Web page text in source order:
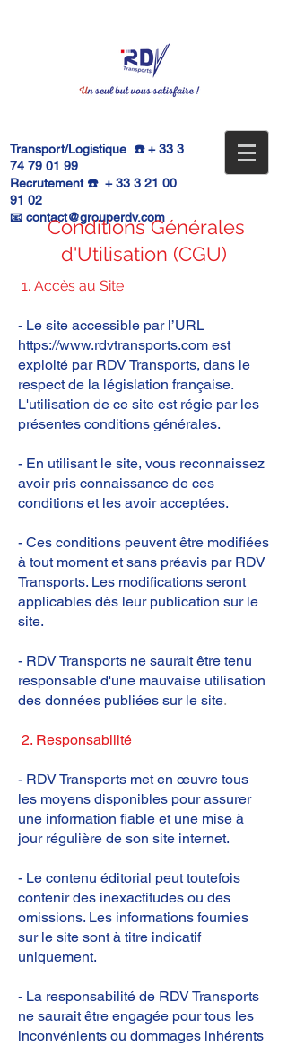
Transport/Logistique ☎️ +33 3
74 79 01 99
Recrutement ☎️ +33 3 21 00
91 02
📧 contact@grouperdv.com
Conditions Générales
d'Utilisation (CGU)
1. Accès au Site
- Le site accessible par l’URL
https://www.rdvtransports.com est
exploité par RDV Transports, dans le
respect de la législation française.
L'utilisation de ce site est régie par les
présentes conditions générales.
- En utilisant le site, vous reconnaissez
avoir pris connaissance de ces
conditions et les avoir acceptées.
- Ces conditions peuvent être modifiées
à tout moment et sans préavis par RDV
Transports. Les modifications seront
applicables dès leur publication sur le
site.
- RDV Transports ne saurait être tenu
responsable d'une mauvaise utilisation
des données publiées sur le site.
2. Responsabilité
- RDV Transports met en œuvre tous
les moyens disponibles pour assurer
une information fiable et une mise à
jour régulière de son site internet.
- Le contenu éditorial peut toutefois
contenir des inexactitudes ou des
omissions. Les informations fournies
sur le site sont à titre indicatif
uniquement.
- La responsabilité de RDV Transports
ne saurait être engagée pour tous les
inconvénients ou dommages inhérents